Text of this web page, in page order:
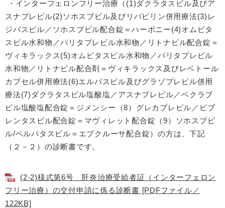
・インターフェロンフリー治療（(1)ダクラタスビル及びア
スナプレビル(2)ソホスブビル及びリバビリン併用療法(3)レ
ジパスビル／ソホスブビル配合錠＝ハーボニー(4)オムビタ
スビル水和物／パリタプレビル水和物／リトナビル配合錠＝
ヴィキラックス(5)オムビタスビル水和物／パリタプレビル
水和物／リトナビル配合剤＝ヴィキラックス及びレベトール
カプセル併用療法(6)エルバスビル及びグラゾプレビル併用
療法(7)ダクラタスビル塩酸塩／アスナプレビル／ベクラブ
ビル塩酸塩配合錠＝ジメンシー（8）グレカプレビル／ピブ
レンタスビル配合錠＝マヴィレット配合錠（9）ソホスブビ
ル/ベルパタスビル＝エプクルーサ配合錠）の方は、下記
（２－２）の診断書です。
(2-2)様式第6号 肝炎治療受給者証（インターフェロン
フリー治療）の交付申請に係る診断書 [PDFファイル／
122KB]